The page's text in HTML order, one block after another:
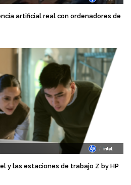
artificial real con ordenadores de
y las estaciones de trabajo Z by HP